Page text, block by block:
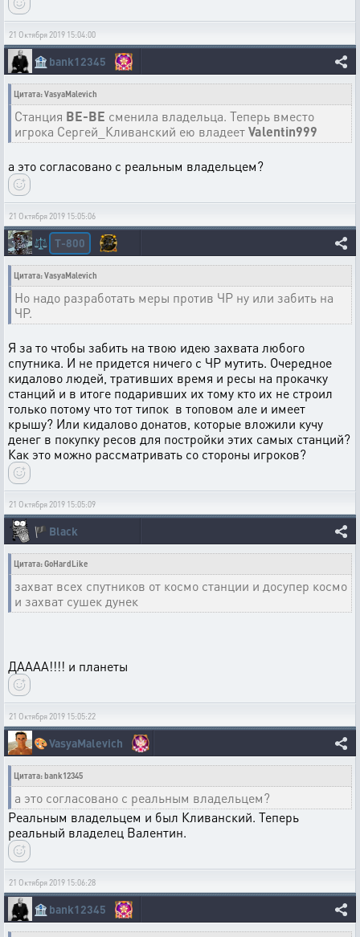
21 Октября 2019 15:04:00
🏦 bank12345
Цитата: VasyaMalevich
Станция BE-BE сменила владельца. Теперь вместо
игрока Сергей_Кливанский ею владеетValentin999
а это согласовано с реальным владельцем?
21 Октября 2019 15:05:06
⚖️ T-800
Цитата: VasyaMalevich
Но надо разработать меры против ЧР ну или забить на
ЧР.
Я за то чтобы забить на твою идею захвата любого
спутника. И не придется ничего с ЧР мутить. Очередное
кидалово людей, тративших время и ресы на прокачку
станций и в итоге подаривших их тому кто их не строил
только потому что тот типок в топовом але и имеет
крышу? Или кидалово донатов, которые вложили кучу
денег в покупку ресов для постройки этих самых станций?
Как это можно рассматривать со стороны игроков?
21 Октября 2019 15:05:09
🏴 Black
Цитата: GoHardLike
захват всех спутников от космо станции и досупер космо
и захват сушек дунек
ДАААА!!!! и планеты
21 Октября 2019 15:05:22
🎨VasyaMalevich
Цитата: bank12345
а это согласовано с реальным владельцем?
Реальным владельцем и был Кливанский. Теперь
реальный владелец Валентин.
21 Октября 2019 15:06:28
🏦 bank12345